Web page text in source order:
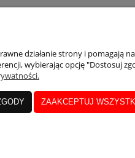
MOJE KONTO
Twoje zamówienia
Ustawienia konta
działanie strony i pomagają
wybierając opcję "Dostosuj
ZAAKCEPTUJ